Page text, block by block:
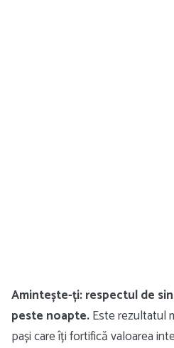
Amintește-ți: respectul de
peste noapte.Este rezultatul
pași care îți fortifică valoarea